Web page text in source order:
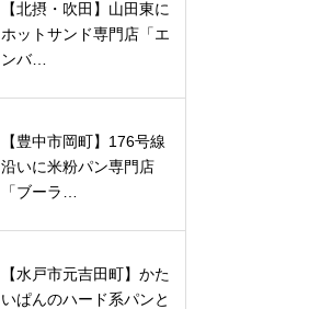
【北摂・吹田】山田東に
ホットサンド専門店「エ
ンバ…
【豊中市岡町】176号線
沿いに米粉パン専門店
「ブーラ…
【水戸市元吉田町】かた
いぱんのハード系パンと